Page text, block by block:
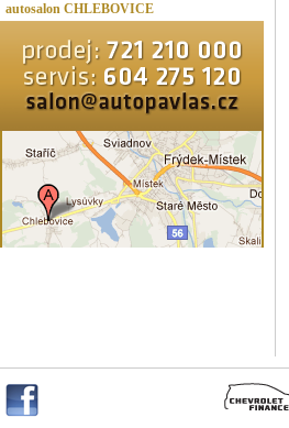
autosalon CHLEBOVICE